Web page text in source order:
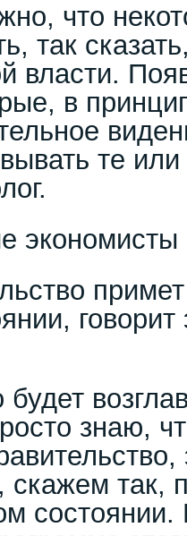
что
так
власти.
в
те
экономисты
знаю,
скажем
состоянии.